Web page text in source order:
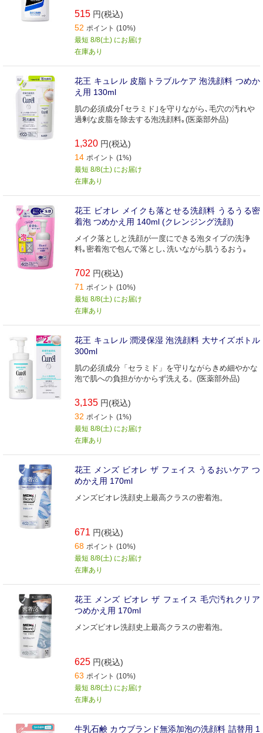
515 円(税込)
52 ポイント (10%)
最短 8/8(土) にお届け
在庫あり
花王 キュレル 皮脂トラブルケア 泡洗顔料 つめか
え用 130ml
肌の必須成分｢セラミド｣を守りながら､毛穴の汚れや
過剰な皮脂を除去する泡洗顔料｡(医薬部外品)
1,320 円(税込)
14 ポイント (1%)
最短 8/8(土) にお届け
在庫あり
花王 ビオレ メイクも落とせる洗顔料 うるうる密
着泡 つめかえ用 140ml (クレンジング洗顔)
メイク落としと洗顔が一度にできる泡タイプの洗浄
料｡密着泡で包んで落とし､洗いながら肌うるおう｡
702 円(税込)
71 ポイント (10%)
最短 8/8(土) にお届け
在庫あり
花王 キュレル 潤浸保湿 泡洗顔料 大サイズボトル
300ml
肌の必須成分「セラミド」を守りながらきめ細やかな
泡で肌への負担がかからず洗える。(医薬部外品)
3,135 円(税込)
32 ポイント (1%)
最短 8/8(土) にお届け
在庫あり
花王 メンズ ビオレ ザ フェイス うるおいケア つ
めかえ用 170ml
メンズビオレ洗顔史上最高クラスの密着泡。
671 円(税込)
68 ポイント (10%)
最短 8/8(土) にお届け
在庫あり
花王 メンズ ビオレ ザ フェイス 毛穴汚れクリア
つめかえ用 170ml
メンズビオレ洗顔史上最高クラスの密着泡。
625 円(税込)
63 ポイント (10%)
最短 8/8(土) にお届け
在庫あり
牛乳石鹸 カウブランド無添加泡の洗顔料 詰替用 1